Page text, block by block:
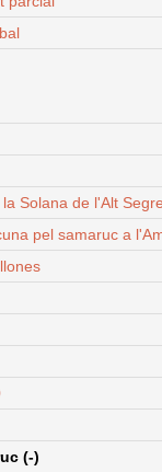
Solana de l'Alt
pel samaruc a
(-)